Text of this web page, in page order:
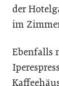
der
im
Ebenfalls